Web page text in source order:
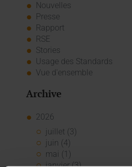
Nouvelles
Presse
Rapport
RSE
Stories
Usage des Standards
Vue d'ensemble
Archive
2026
juillet (3)
juin (4)
mai (1)
janvier (3)